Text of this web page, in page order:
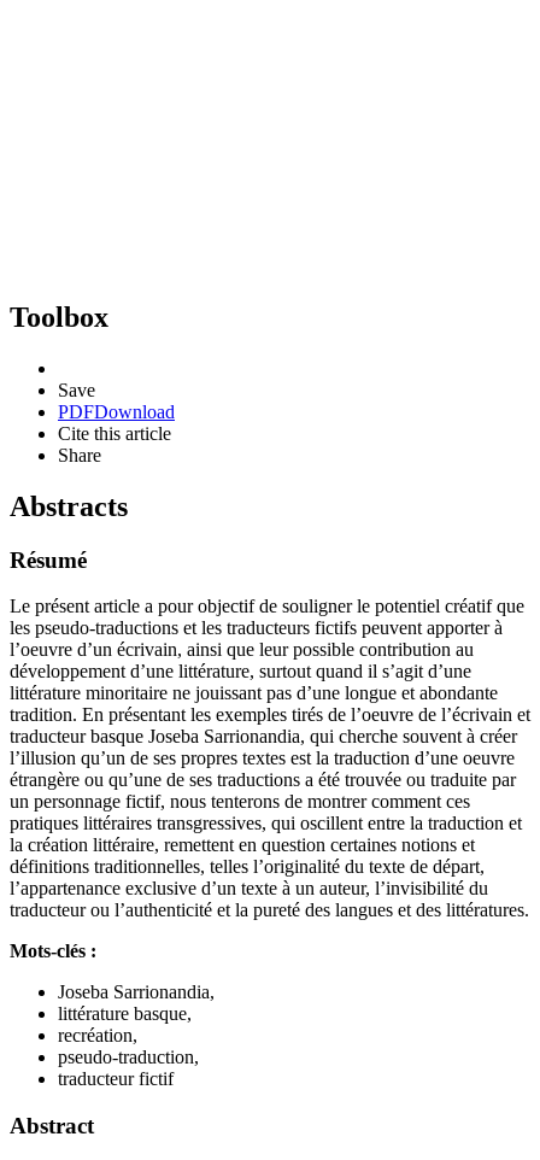
Toolbox
Save
PDFDownload
Cite this article
Share
Abstracts
Résumé
Le présent article a pour objectif de souligner le potentiel créatif que
les pseudo-traductions et les traducteurs fictifs peuvent apporter à
l’oeuvre d’un écrivain, ainsi que leur possible contribution au
développement d’une littérature, surtout quand il s’agit d’une
littérature minoritaire ne jouissant pas d’une longue et abondante
tradition. En présentant les exemples tirés de l’oeuvre de l’écrivain et
traducteur basque Joseba Sarrionandia, qui cherche souvent à créer
l’illusion qu’un de ses propres textes est la traduction d’une oeuvre
étrangère ou qu’une de ses traductions a été trouvée ou traduite par
un personnage fictif, nous tenterons de montrer comment ces
pratiques littéraires transgressives, qui oscillent entre la traduction et
la création littéraire, remettent en question certaines notions et
définitions traditionnelles, telles l’originalité du texte de départ,
l’appartenance exclusive d’un texte à un auteur, l’invisibilité du
traducteur ou l’authenticité et la pureté des langues et des littératures.
Mots-clés :
Joseba Sarrionandia,
littérature basque,
recréation,
pseudo-traduction,
traducteur fictif
Abstract